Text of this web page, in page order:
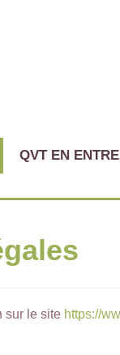
QVT EN
sur le site https://